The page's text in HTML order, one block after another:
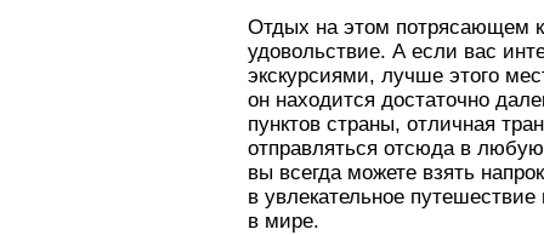
Отдых на этом потрясающем
удовольствие. А если вас
экскурсиями, лучше этого
он находится достаточно
пунктов страны, отличная
отправляться отсюда в
вы всегда можете взять
в увлекательное
в мире.